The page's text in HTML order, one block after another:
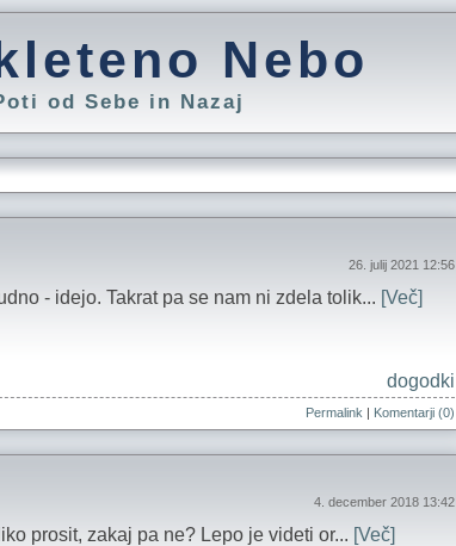
Nebo
od Sebe in Nazaj
26. julij 2021 12:56
- idejo. Takrat pa se nam ni zdela tolik... [Več]
dogodki
Permalink | Komentarji (0)
4. december 2018 13:42
prosit, zakaj pa ne? Lepo je videti or... [Več]